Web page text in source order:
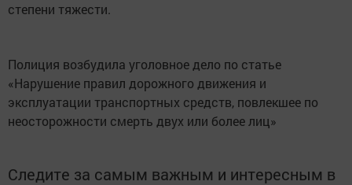
степени тяжести.
Полиция возбудила уголовное дело по статье
«Нарушение правил дорожного движения и
эксплуатации транспортных средств, повлекшее по
неосторожности смерть двух или более лиц»
Следите за самым важным и интересным в